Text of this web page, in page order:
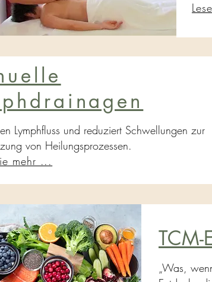
Lymphfluss und reduziert Schwellungen zur
von Heilungsprozessen.
mehr ...
TCM-
„Was,